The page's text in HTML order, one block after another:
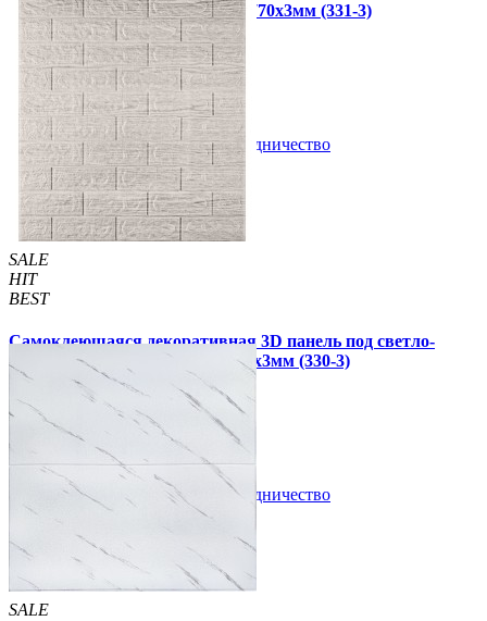
бежевый кирпич полоска 700x770x3мм (331-3)
64 грн./шт 130 грн./шт
Купить В закладки Сотрудничество
SALE
HIT
BEST
Самоклеющаяся декоративная 3D панель под светло-
серый кирпич полоска 700x770x3мм (330-3)
64 грн. 130 грн.
Купить В закладки Сотрудничество
SALE